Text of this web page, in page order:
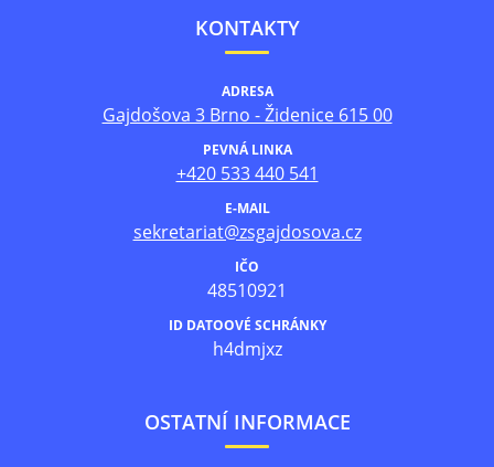
KONTAKTY
ADRESA
Gajdošova 3 Brno - Židenice 615 00
PEVNÁ LINKA
+420 533 440 541
E-MAIL
sekretariat@zsgajdosova.cz
IČO
48510921
ID DATOOVÉ SCHRÁNKY
h4dmjxz
OSTATNÍ INFORMACE